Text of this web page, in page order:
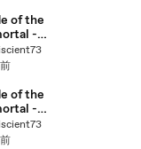
of the
-
of the
-